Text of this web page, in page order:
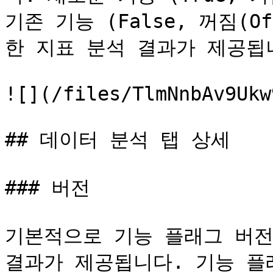
기존 기능 (False, 꺼짐
한 지표 분석 결과가 제공됩
![](/files/
## 데이터 분석 탭 상세
### 버전
기본적으로 기능 플래그
결과가 제공됩니다. 기능